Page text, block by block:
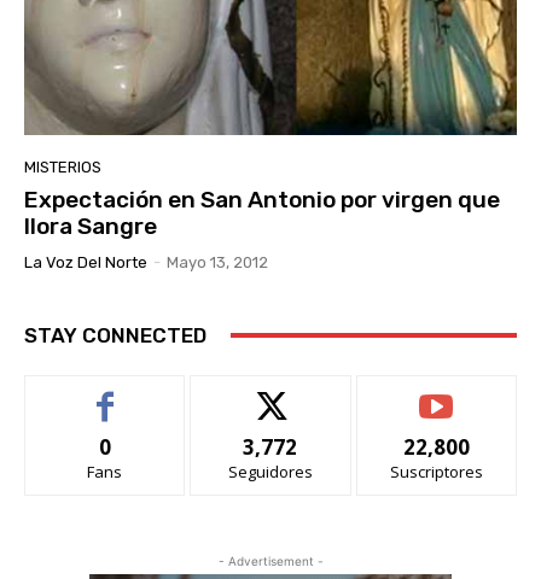
MISTERIOS
Expectación en San Antonio por virgen que
llora Sangre
La Voz Del Norte - Mayo 13, 2012
STAY CONNECTED
0
Fans
3,772
Seguidores
22,800
Suscriptores
- Advertisement -